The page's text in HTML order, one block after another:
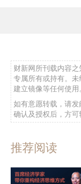
财新网所刊载内容
专属所有或持有。
建立镜像等任何使用
如有意愿转载，请发
确认及授权后，方可
推荐阅读